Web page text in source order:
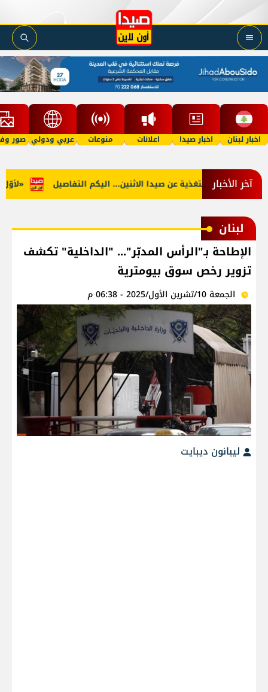
اخبار لبنان اخبار صيدا اعلانات منوعات عربي ودولي صور
آخر الأخبار «لأوّل توقف التغذية عن صيدا الاثنين... اليكم التفاصيل
لبنان
الإطاحة بـ"الرأس المدبّر"... "الداخلية" تكشف
تزوير رخص سوق بيومترية
الجمعة 10/تشرين الأول/2025 - 06:38 م
ليبانون ديبايت